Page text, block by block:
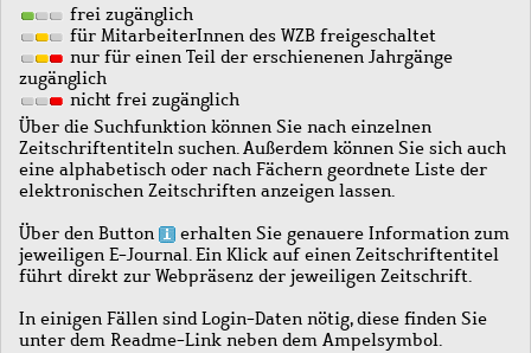
frei zugänglich
für MitarbeiterInnen des WZB freigeschaltet
nur für einen Teil der erschienenen Jahrgänge
zugänglich
nicht frei zugänglich
Über die Suchfunktion können Sie nach einzelnen
Zeitschriftentiteln suchen. Außerdem können Sie sich auch
eine alphabetisch oder nach Fächern geordnete Liste der
elektronischen Zeitschriften anzeigen lassen.
Über den Button
erhalten Sie genauere Information zum
jeweiligen E-Journal. Ein Klick auf einen Zeitschriftentitel
führt direkt zur Webpräsenz der jeweiligen Zeitschrift.
In einigen Fällen sind Login-Daten nötig, diese finden Sie
unter dem Readme-Link neben dem Ampelsymbol.